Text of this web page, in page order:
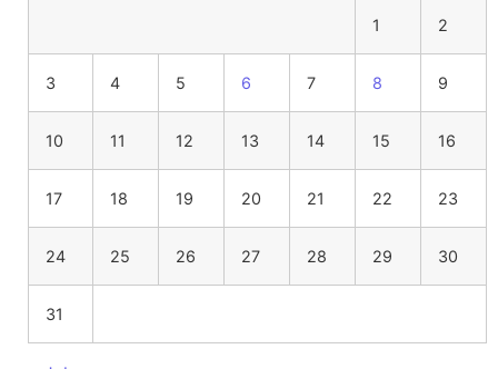
1 2
3 4 5 6 7 8 9
10 11 12 13 14 15 16
17 18 19 20 21 22 23
24 25 26 27 28 29 30
31